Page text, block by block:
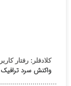
کلادفلر: رفتار
واکنش سرد ترافیک